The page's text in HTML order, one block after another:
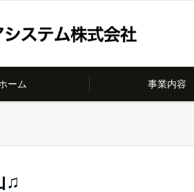
ーム 事業内容
♫